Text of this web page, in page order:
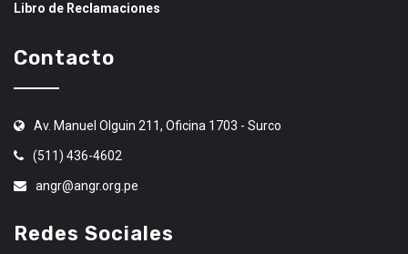
Libro de Reclamaciones
Contacto
Av. Manuel Olguin 211, Oficina 1703 - Surco
(511) 436-4602
angr@angr.org.pe
Redes Sociales